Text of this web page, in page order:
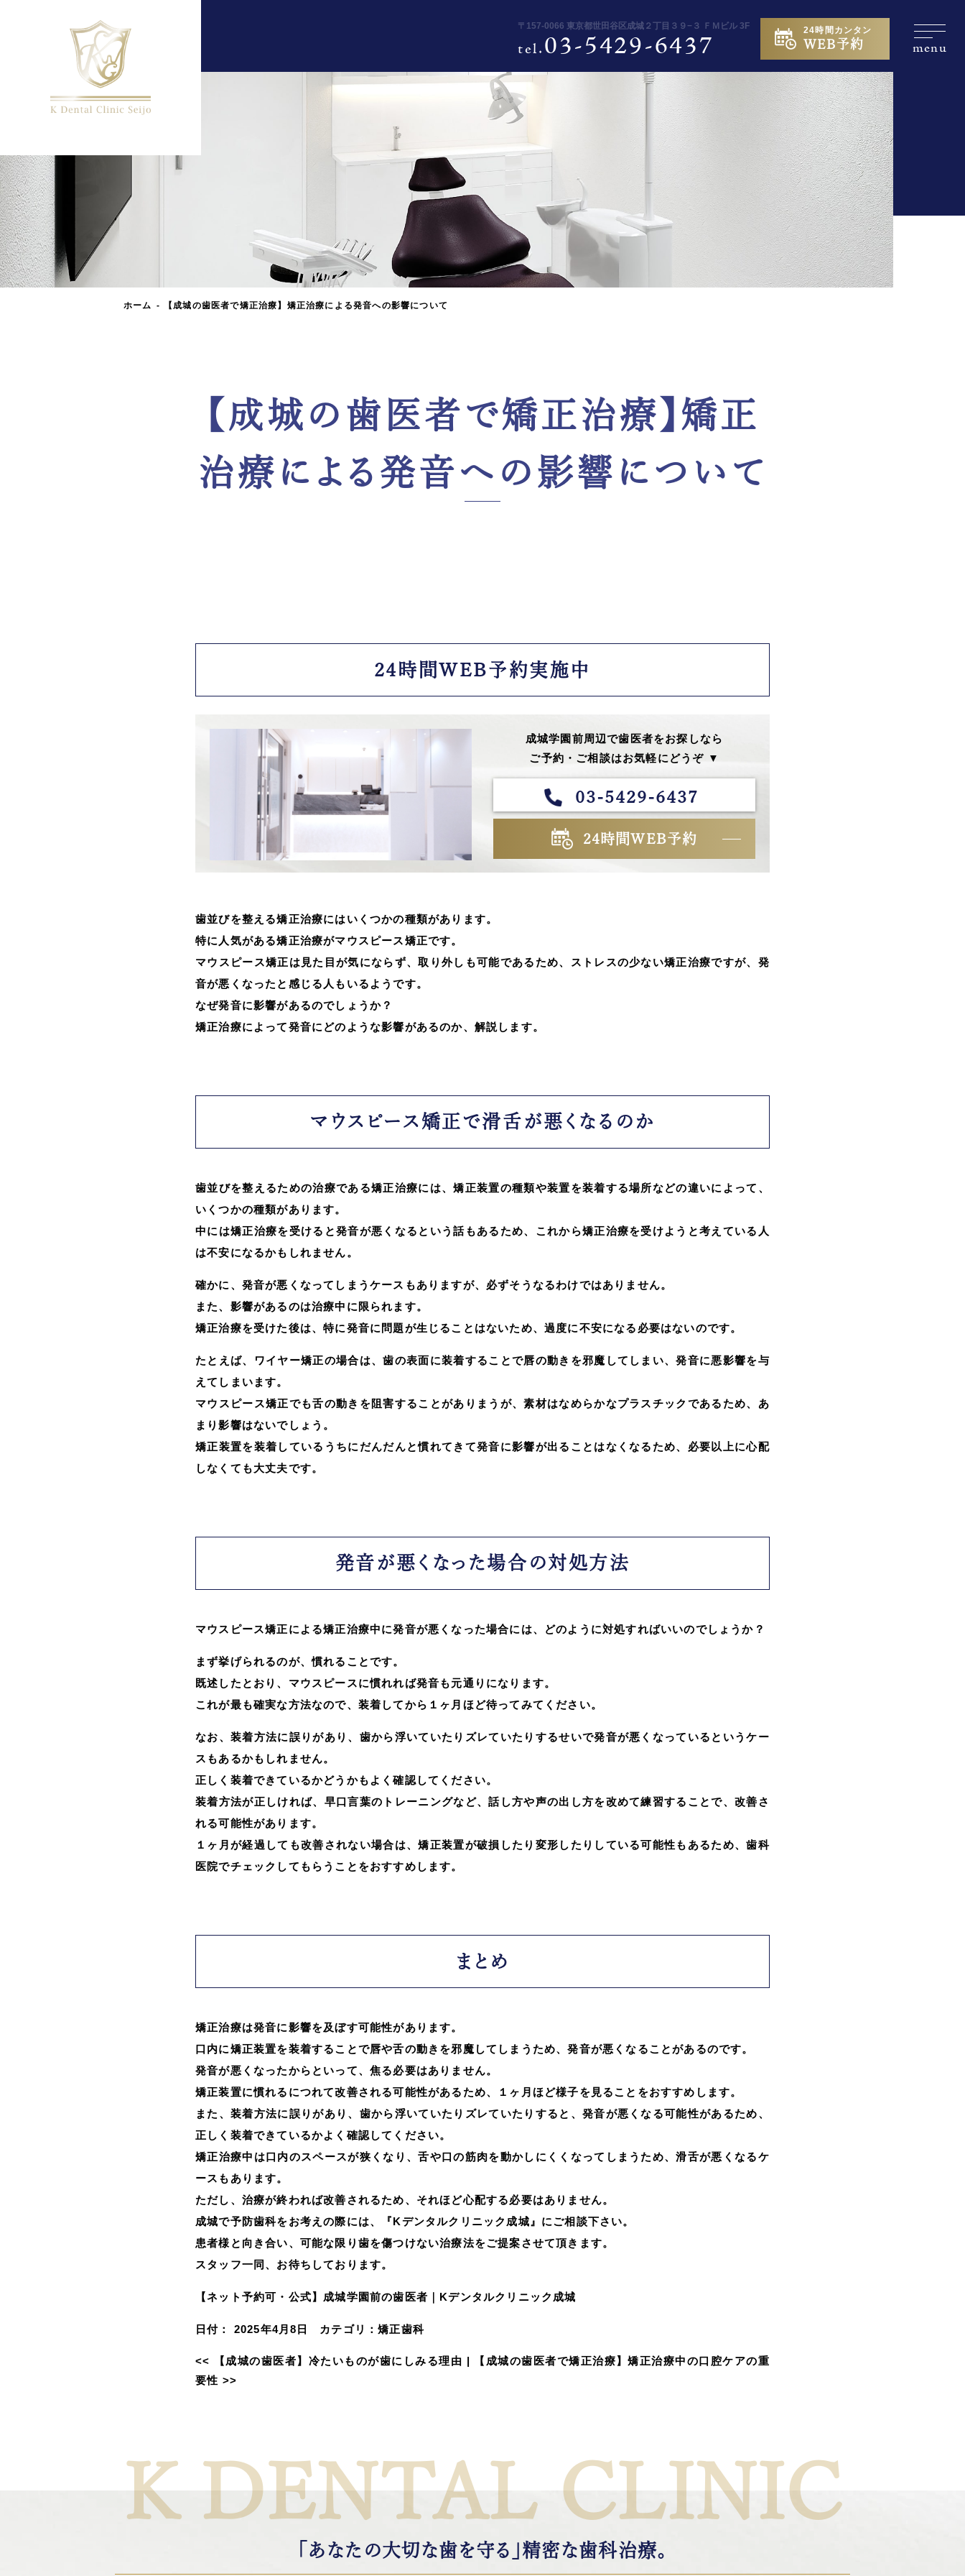
〒157-0066 東京都世田谷区成城２丁目３９−３ ＦＭビル 3F
tel.03-5429-6437
24時間カンタン
WEB予約 menu
ホーム 【成城の歯医者で矯正治療】矯正治療による発音への影響について
【成城の歯医者で矯正治療】矯正
治療による発音への影響について
24時間WEB予約実施中
成城学園前周辺で歯医者をお探しなら
ご予約・ご相談はお気軽にどうぞ ▼
03-5429-6437
24時間WEB予約
歯並びを整える矯正治療にはいくつかの種類があります。
特に人気がある矯正治療がマウスピース矯正です。
マウスピース矯正は見た目が気にならず、取り外しも可能であるため、ストレスの少ない矯正治療ですが、発
音が悪くなったと感じる人もいるようです。
なぜ発音に影響があるのでしょうか？
矯正治療によって発音にどのような影響があるのか、解説します。
マウスピース矯正で滑舌が悪くなるのか
歯並びを整えるための治療である矯正治療には、矯正装置の種類や装置を装着する場所などの違いによって、
いくつかの種類があります。
中には矯正治療を受けると発音が悪くなるという話もあるため、これから矯正治療を受けようと考えている人
は不安になるかもしれません。
確かに、発音が悪くなってしまうケースもありますが、必ずそうなるわけではありません。
また、影響があるのは治療中に限られます。
矯正治療を受けた後は、特に発音に問題が生じることはないため、過度に不安になる必要はないのです。
たとえば、ワイヤー矯正の場合は、歯の表面に装着することで唇の動きを邪魔してしまい、発音に悪影響を与
えてしまいます。
マウスピース矯正でも舌の動きを阻害することがありまうが、素材はなめらかなプラスチックであるため、あ
まり影響はないでしょう。
矯正装置を装着しているうちにだんだんと慣れてきて発音に影響が出ることはなくなるため、必要以上に心配
しなくても大丈夫です。
発音が悪くなった場合の対処方法
マウスピース矯正による矯正治療中に発音が悪くなった場合には、どのように対処すればいいのでしょうか？
まず挙げられるのが、慣れることです。
既述したとおり、マウスピースに慣れれば発音も元通りになります。
これが最も確実な方法なので、装着してから１ヶ月ほど待ってみてください。
なお、装着方法に誤りがあり、歯から浮いていたりズレていたりするせいで発音が悪くなっているというケー
スもあるかもしれません。
正しく装着できているかどうかもよく確認してください。
装着方法が正しければ、早口言葉のトレーニングなど、話し方や声の出し方を改めて練習することで、改善さ
れる可能性があります。
１ヶ月が経過しても改善されない場合は、矯正装置が破損したり変形したりしている可能性もあるため、歯科
医院でチェックしてもらうことをおすすめします。
まとめ
矯正治療は発音に影響を及ぼす可能性があります。
口内に矯正装置を装着することで唇や舌の動きを邪魔してしまうため、発音が悪くなることがあるのです。
発音が悪くなったからといって、焦る必要はありません。
矯正装置に慣れるにつれて改善される可能性があるため、１ヶ月ほど様子を見ることをおすすめします。
また、装着方法に誤りがあり、歯から浮いていたりズレていたりすると、発音が悪くなる可能性があるため、
正しく装着できているかよく確認してください。
矯正治療中は口内のスペースが狭くなり、舌や口の筋肉を動かしにくくなってしまうため、滑舌が悪くなるケ
ースもあります。
ただし、治療が終われば改善されるため、それほど心配する必要はありません。
成城で予防歯科をお考えの際には、『Kデンタルクリニック成城』にご相談下さい。
患者様と向き合い、可能な限り歯を傷つけない治療法をご提案させて頂きます。
スタッフ一同、お待ちしております。
【ネット予約可・公式】成城学園前の歯医者｜Kデンタルクリニック成城
日付： 2025年4月8日 カテゴリ：矯正歯科
<< 【成城の歯医者】冷たいものが歯にしみる理由 |
【成城の歯医者で矯正治療】矯正治療中の口腔ケアの重
要性 >>
K DENTAL CLINIC
「あなたの大切な歯を守る」 精密な歯科治療。